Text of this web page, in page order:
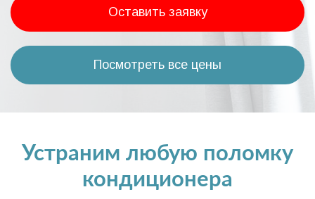
Оставить заявку
Посмотреть все цены
Устраним любую поломку
кондиционера